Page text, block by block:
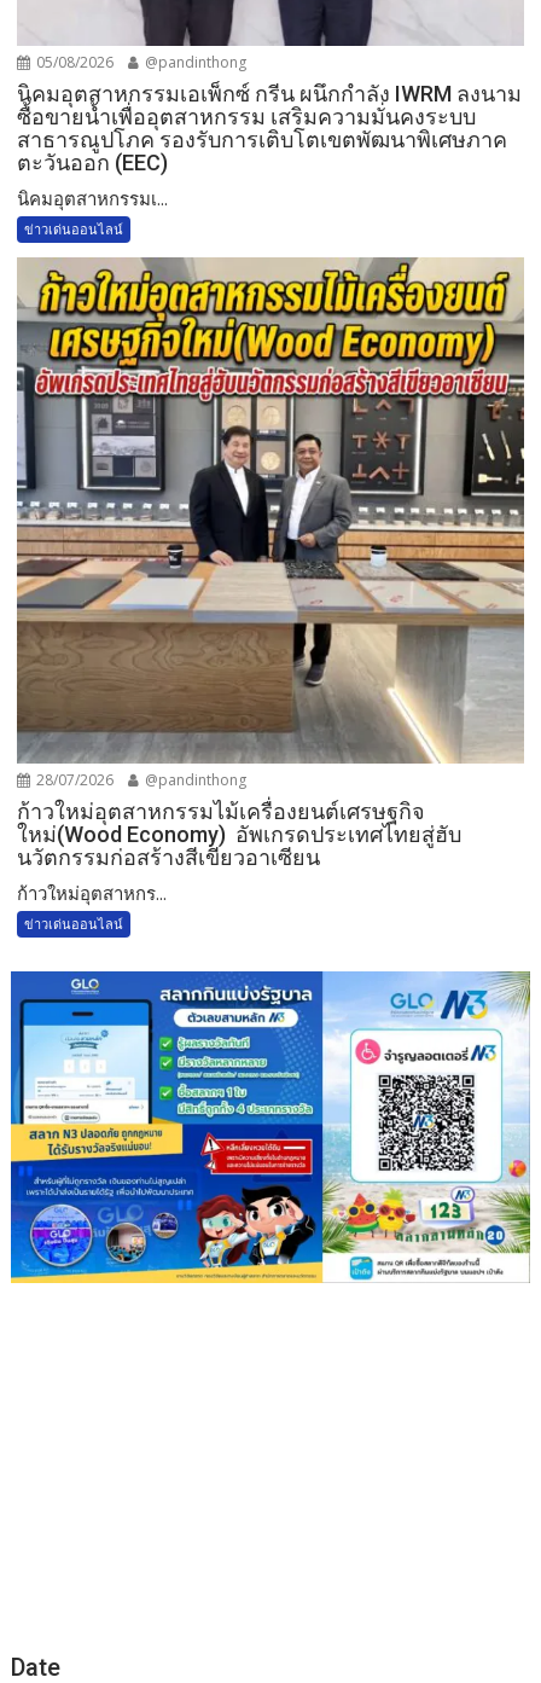
05/08/2026 @pandinthong
​นิคมอุตสาหกรรมเอเพ็กซ์ กรีน ผนึกกำลัง IWRM ลงนาม
ซื้อขายน้ำเพื่ออุตสาหกรรม เสริมความมั่นคงระบบ
สาธารณูปโภค รองรับการเติบโตเขตพัฒนาพิเศษภาค
ตะวันออก (EEC)
​นิคมอุตสาหกรรมเ...
ข่าวเด่นออนไลน์
28/07/2026 @pandinthong
ก้าวใหม่อุตสาหกรรมไม้เครื่องยนต์เศรษฐกิจ
ใหม่(Wood Economy) อัพเกรดประเทศไทยสู่ฮับ
นวัตกรรมก่อสร้างสีเขียวอาเซียน
ก้าวใหม่อุตสาหกร...
ข่าวเด่นออนไลน์
Date